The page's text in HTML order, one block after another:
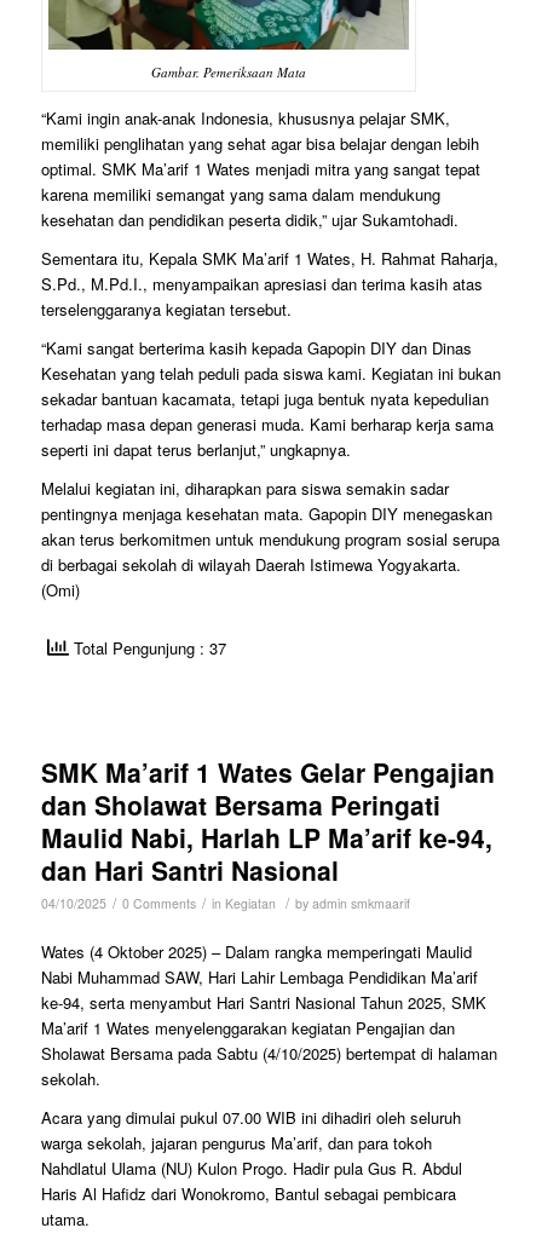
Gambar. Pemeriksaan Mata
“Kami ingin anak-anak Indonesia, khususnya pelajar SMK,
memiliki penglihatan yang sehat agar bisa belajar dengan lebih
optimal. SMK Ma’arif 1 Wates menjadi mitra yang sangat tepat
karena memiliki semangat yang sama dalam mendukung
kesehatan dan pendidikan peserta didik,” ujar Sukamtohadi.
Sementara itu, Kepala SMK Ma’arif 1 Wates, H. Rahmat Raharja,
S.Pd., M.Pd.I., menyampaikan apresiasi dan terima kasih atas
terselenggaranya kegiatan tersebut.
“Kami sangat berterima kasih kepada Gapopin DIY dan Dinas
Kesehatan yang telah peduli pada siswa kami. Kegiatan ini bukan
sekadar bantuan kacamata, tetapi juga bentuk nyata kepedulian
terhadap masa depan generasi muda. Kami berharap kerja sama
seperti ini dapat terus berlanjut,” ungkapnya.
Melalui kegiatan ini, diharapkan para siswa semakin sadar
pentingnya menjaga kesehatan mata. Gapopin DIY menegaskan
akan terus berkomitmen untuk mendukung program sosial serupa
di berbagai sekolah di wilayah Daerah Istimewa Yogyakarta.
(Omi)
Total Pengunjung : 37
SMK Ma’arif 1 Wates Gelar Pengajian
dan Sholawat Bersama Peringati
Maulid Nabi, Harlah LP Ma’arif ke-94,
dan Hari Santri Nasional
04/10/2025 / 0 Comments / in Kegiatan / by admin smkmaarif
Wates (4 Oktober 2025) – Dalam rangka memperingati Maulid
Nabi Muhammad SAW, Hari Lahir Lembaga Pendidikan Ma’arif
ke-94, serta menyambut Hari Santri Nasional Tahun 2025, SMK
Ma’arif 1 Wates menyelenggarakan kegiatan Pengajian dan
Sholawat Bersama pada Sabtu (4/10/2025) bertempat di halaman
sekolah.
Acara yang dimulai pukul 07.00 WIB ini dihadiri oleh seluruh
warga sekolah, jajaran pengurus Ma’arif, dan para tokoh
Nahdlatul Ulama (NU) Kulon Progo. Hadir pula Gus R. Abdul
Haris Al Hafidz dari Wonokromo, Bantul sebagai pembicara
utama.